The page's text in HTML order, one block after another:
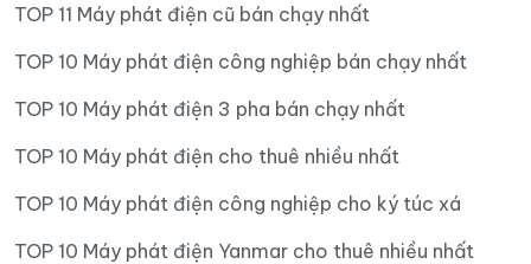
TOP 11 Máy phát điện cũ bán chạy nhất
TOP 10 Máy phát điện công nghiệp bán chạy nhất
TOP 10 Máy phát điện 3 pha bán chạy nhất
TOP 10 Máy phát điện cho thuê nhiều nhất
TOP 10 Máy phát điện công nghiệp cho ký túc xá
TOP 10 Máy phát điện Yanmar cho thuê nhiều nhất